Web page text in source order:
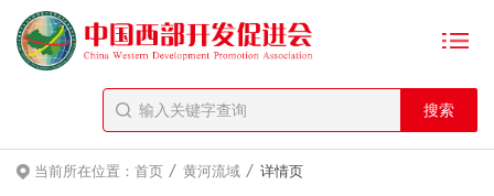
当前所在位置： 首页 / 黄河流域 / 详情页